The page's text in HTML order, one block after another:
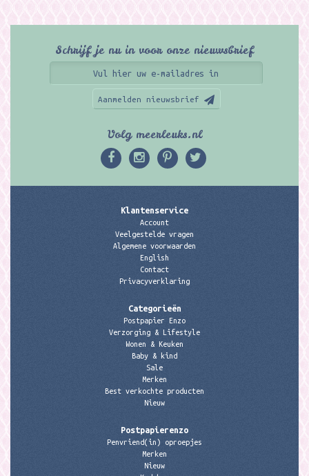
Schrijf je nu in voor onze nieuwsbrief
Aanmelden nieuwsbrief
Volg meerleuks.nl
Klantenservice
Account
Veelgestelde vragen
Algemene voorwaarden
English
Contact
Privacyverklaring
Categorieën
Postpapier Enzo
Verzorging & Lifestyle
Wonen & Keuken
Baby & kind
Sale
Merken
Best verkochte producten
Nieuw
Postpapierenzo
Penvriend(in) oproepjes
Merken
Nieuw